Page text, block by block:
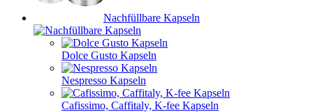
Nachfüllbare Kapseln
Dolce Gusto Kapseln
Nespresso Kapseln
Cafissimo, Caffitaly, K-fee Kapseln